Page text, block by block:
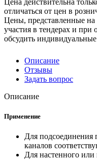
отличаться от цен в
Цены, представленные
участия в тендерах и
обсудить
Описание
Отзывы
Задать вопрос
Описание
Применение
Для подсоединения
каналов
Для настенного